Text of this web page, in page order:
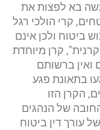
בא לפצות את
קרי הולכי רגל
ביטוח ולכן אינם
קרן מיוחדת
ואין ברשותם
בתאונת פגע
הקרן הזו
של הנהגים
עורך דין ביטוח